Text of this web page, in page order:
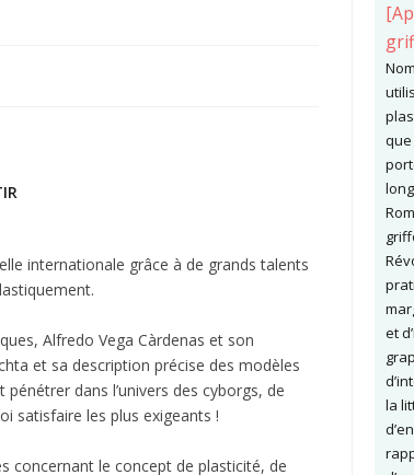
internationale grâce à de grands talents
Alfredo Vega Càrdenas et son
et sa description précise des modèles
dans l’univers des cyborgs, de
satisfaire les plus exigeants !
concernant le concept de plasticité, de
et
la